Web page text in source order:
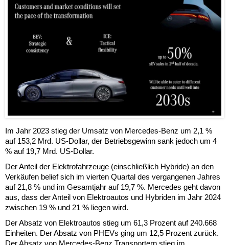
Im Jahr 2023 stieg der Umsatz von Mercedes-Benz um 2,1 %
auf 153,2 Mrd. US-Dollar, der Betriebsgewinn sank jedoch um 4
% auf 19,7 Mrd. US-Dollar.
Der Anteil der Elektrofahrzeuge (einschließlich Hybride) an den
Verkäufen belief sich im vierten Quartal des vergangenen Jahres
auf 21,8 % und im Gesamtjahr auf 19,7 %. Mercedes geht davon
aus, dass der Anteil von Elektroautos und Hybriden im Jahr 2024
zwischen 19 % und 21 % liegen wird.
Der Absatz von Elektroautos stieg um 61,3 Prozent auf 240.668
Einheiten. Der Absatz von PHEVs ging um 12,5 Prozent zurück.
Der Absatz von Mercedes-Benz Transportern stieg im